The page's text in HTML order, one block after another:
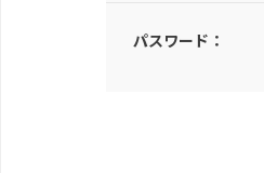
パスワード：